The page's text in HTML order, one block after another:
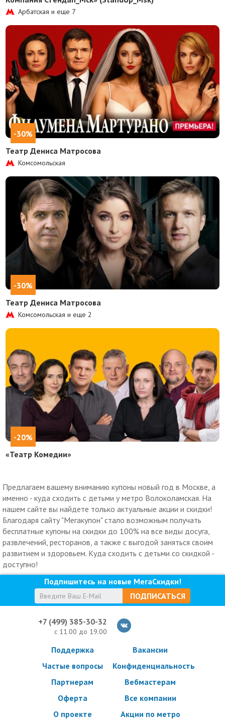
Арбатская и еще 7
-30%
Театр Дениса Матросова
Комсомольская
-30%
Театр Дениса Матросова
Комсомольская и еще2
-20%
«Театр Комедии»
Предлагаем вашему вниманию купоны новый год в Москве, а
именно - куда сходить с детьми у метро Волоколамская. На
нашем сайте вы найдете только актуальные акции и скидки!
Благодаря сайту "Мегакупон" стало возможным получать
бесплатные купоны на скидки до 100% на все виды досуга,
развлечений, ресторанов, а также с выгодой заняться своим
развитием и здоровьем. Куда сходить с детьми со скидкой -
доступно!
Подпишитесь на новые МегаСкидки!
ПОДПИСАТЬСЯ
+7 (499) 385-30-32
с 11.00 до 19.00
Поддержка
Частые вопросы
Партнерам
Оферта
О проекте
Вакансии
Конфиденциальность
Вебмастерам
Все компании
Акции по метро